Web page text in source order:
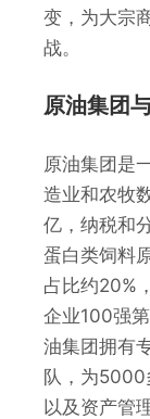
变，为大宗
战。
原油集团
原油集团是
造业和农牧
亿，纳税和
蛋白类饲料
占比约20%
企业100强
油集团拥有
队，为5000
以及资产管